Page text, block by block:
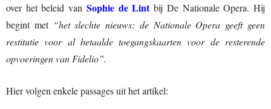
over het beleid van Sophie de Lintbij De Nationale Opera. Hij
begint met “het slechte nieuws: de Nationale Opera geeft geen
restitutie voor al betaalde toegangskaarten voor de resterende
opvoeringen van Fidelio”.
Hier volgen enkele passages uit het artikel: